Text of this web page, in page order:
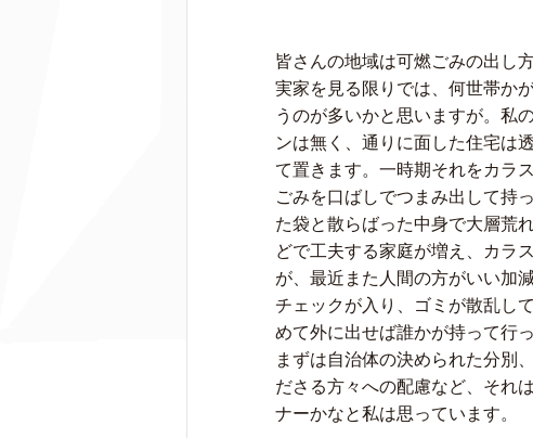
皆さんの地域は可燃ごみの出し
実家を見る限りでは、何世帯か
うのが多いかと思いますが。私
ンは無く、通りに面した住宅は
て置きます。一時期それをカラ
ごみを口ばしでつまみ出して持
た袋と散らばった中身で大層荒
どで工夫する家庭が増え、カラ
が、最近また人間の方がいい加
チェックが入り、ゴミが散乱し
めて外に出せば誰かが持って行
まずは自治体の決められた分別
ださる方々への配慮など、それ
ナーかなと私は思っています。